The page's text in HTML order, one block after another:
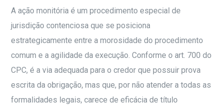
A ação monitória é um procedimento especial de
jurisdição contenciosa que se posiciona
estrategicamente entre a morosidade do procedimento
comum e a agilidade da execução. Conforme o art. 700 do
CPC, é a via adequada para o credor que possuir prova
escrita da obrigação, mas que, por não atender a todas as
formalidades legais, carece de eficácia de título